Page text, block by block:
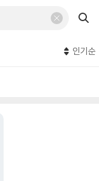
인기순